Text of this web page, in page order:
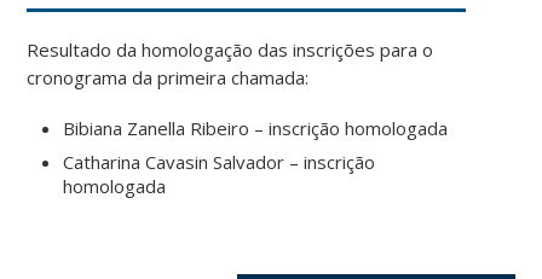
Resultado da homologação das inscrições para o
cronograma da primeira chamada:
Bibiana Zanella Ribeiro – inscrição homologada
Catharina Cavasin Salvador – inscrição
homologada